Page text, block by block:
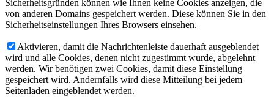
Sicherheitsgründen können wie Ihnen keine Cookies anzeigen, die
von anderen Domains gespeichert werden. Diese können Sie in den
Sicherheitseinstellungen Ihres Browsers einsehen.
Aktivieren, damit die Nachrichtenleiste dauerhaft ausgeblendet
wird und alle Cookies, denen nicht zugestimmt wurde, abgelehnt
werden. Wir benötigen zwei Cookies, damit diese Einstellung
gespeichert wird. Andernfalls wird diese Mitteilung bei jedem
Seitenladen eingeblendet werden.